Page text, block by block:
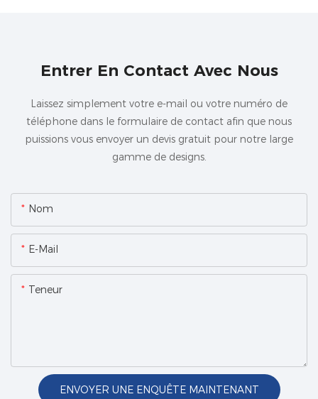
Entrer En Contact Avec Nous
Laissez simplement votre e-mail ou votre numéro de
téléphone dans le formulaire de contact afin que nous
puissions vous envoyer un devis gratuit pour notre large
gamme de designs.
Nom
E-Mail
Teneur
ENVOYER UNE ENQUÊTE MAINTENANT